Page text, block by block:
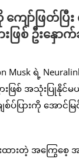
ော်ဖြတ်ပြီ
ဖြစ် ဦးနှောက်
ရဲ့
းဖြစ် အသုံးပြုနို
စ်ပ်ပြားကို အောင်
ထားတဲ့ အကြွေစေ့